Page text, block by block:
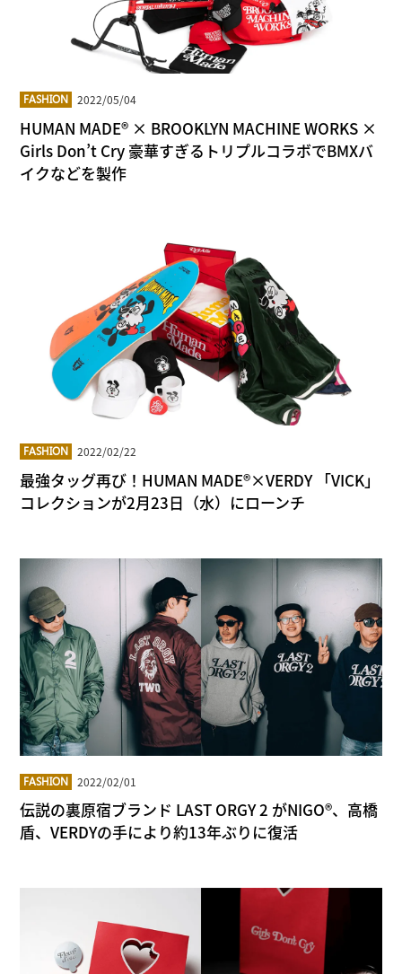
FASHION 2022/05/04
HUMAN MADE® × BROOKLYN MACHINE WORKS ×
Girls Don’t Cry 豪華すぎるトリプルコラボでBMXバ
イクなどを製作
FASHION 2022/02/22
最強タッグ再び！HUMAN MADE®×VERDY 「VICK」
コレクションが2月23日（水）にローンチ
FASHION 2022/02/01
伝説の裏原宿ブランド LAST ORGY 2 がNIGO®、高橋
盾、VERDYの手により約13年ぶりに復活